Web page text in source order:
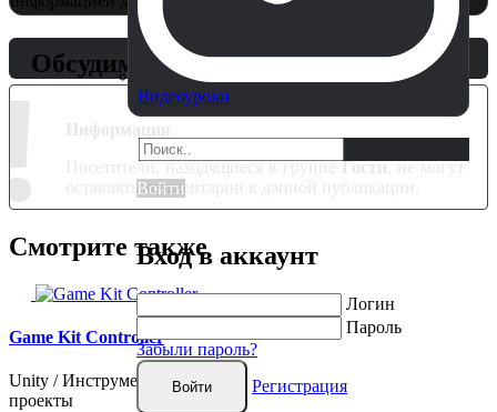
Видеоуроки
Войти
Вход в аккаунт
Логин
Пароль
Забыли пароль?
Войти
Регистрация
Обсудим?
!
Информация
Посетители, находящиеся в группеГости, не могут
оставлять комментарии к данной публикации.
Смотрите также
Game Kit Controller
Unity / Инструменты / Готовые
проекты